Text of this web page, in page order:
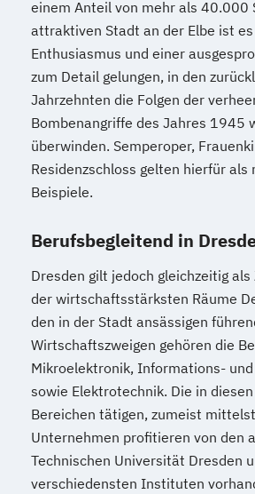
Marketing und digitale Medien
Marketingmanagement
Master of Business
Mechatronik Mediendesign
Medieninformatik
Medizinische Informatik
Modemanagement
Online Marketing
Online Marketing (DE/EN)
Personalentwicklung
Personalmanagement
Personalmanagement (DE/
Pflegemanagement
Physiotherapie
Product Management (DE/EN)
Produktdesign
Projektmanagement (DE/EN)
einem Anteil von mehr als 40.000
attraktiven Stadt an der Elbe ist
Enthusiasmus und einer
zum Detail gelungen, in den
Jahrzehnten die Folgen der
Bombenangriffe des Jahres 1945
überwinden. Semperoper,
Residenzschloss gelten hierfür als
Beispiele.
Berufsbegleitend in
Dresden gilt jedoch gleichzeitig
der wirtschaftsstärksten Räume
den in der Stadt ansässigen
Wirtschaftszweigen gehören die
Mikroelektronik, Informations-
sowie Elektrotechnik. Die in
Bereichen tätigen, zumeist
Unternehmen profitieren von den
Technischen Universität Dresden
verschiedensten Instituten